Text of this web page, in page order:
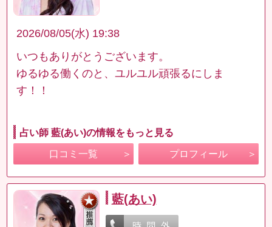
2026/08/05(水) 19:38
いつもありがとうございます。
ゆるゆる働くのと、ユルユル頑張るにしま
す！！
占い師 藍(あい)の情報をもっと見る
口コミ一覧 プロフィール
藍(あい)